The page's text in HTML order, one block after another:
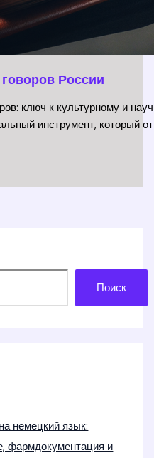
России
ключ к культурному и
инструмент, который
Поиск
немецкий язык:
фармдокументация и